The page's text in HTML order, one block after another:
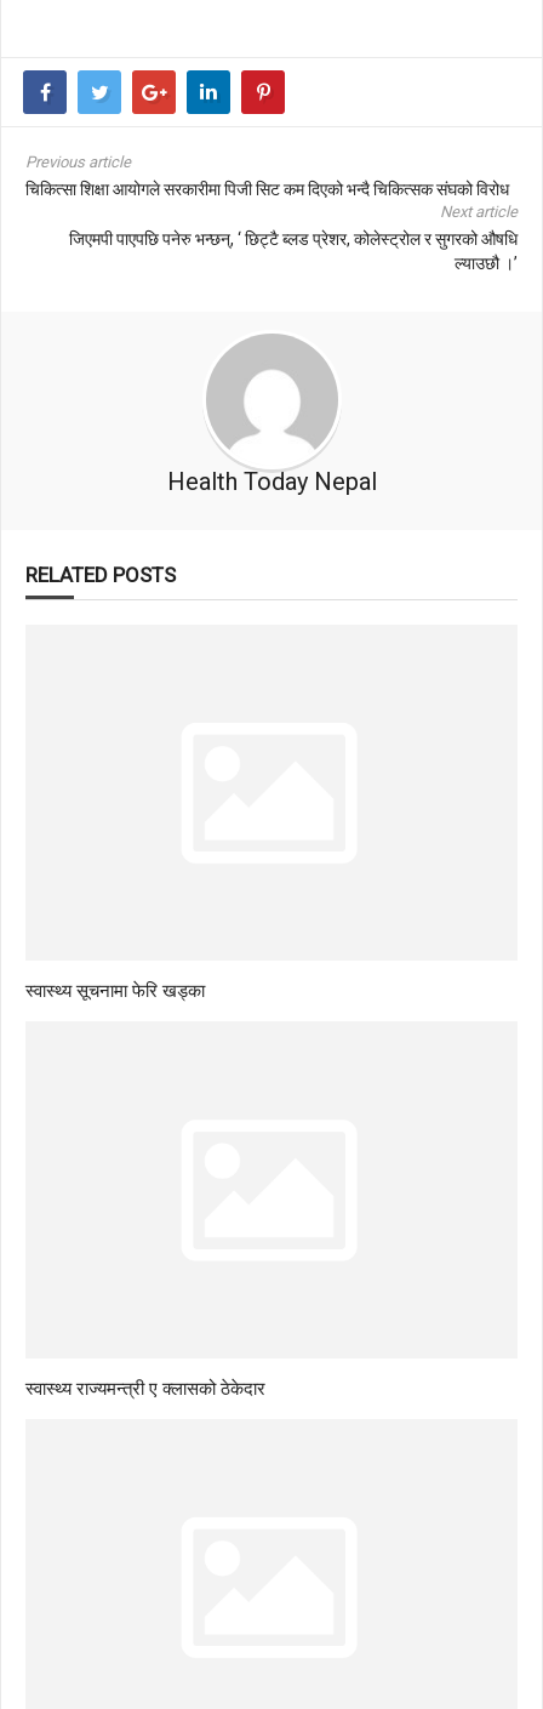
Previous article
चिकित्सा शिक्षा आयोगले सरकारीमा पिजी सिट कम दिएको भन्दै चिकित्सक संघको विरोध
Next article
जिएमपी पाएपछि पनेरु भन्छन्, ‘ छिट्टै ब्लड प्रेशर, कोलेस्ट्रोल र सुगरको औषधि
ल्याउछौ ।’
Health Today Nepal
RELATED POSTS
स्वास्थ्य सूचनामा फेरि खड्का
स्वास्थ्य राज्यमन्त्री ए क्लासको ठेकेदार